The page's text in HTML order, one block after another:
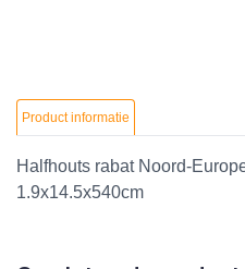
Product informatie
Halfhouts rabat Noord-
1.9x14.5x540cm